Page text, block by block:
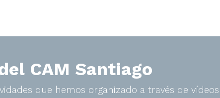
CAM Santiago
que hemos organizado a través de